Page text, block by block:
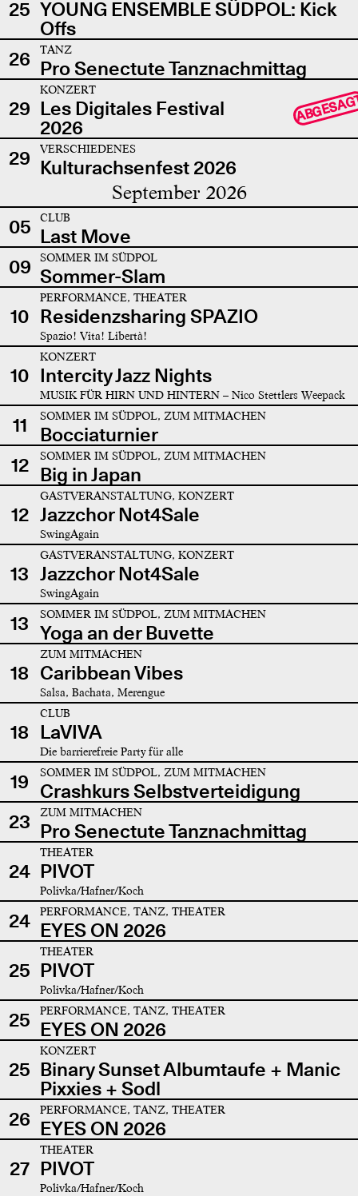
25 YOUNG ENSEMBLE SÜDPOL: Kick
Offs
26
TANZ
Pro Senectute Tanznachmittag
29
KONZERT
Les Digitales Festival
2026
29 VERSCHIEDENES
Kulturachsenfest 2026
September 2026
05 CLUB
Last Move
09
SOMMER IM SÜDPOL
Sommer-Slam
10
PERFORMANCE, THEATER
Residenzsharing SPAZIO
Spazio! Vita! Libertà!
10
KONZERT
Intercity Jazz Nights
MUSIK FÜR HIRN UND HINTERN – Nico Stettlers Weepack
11 SOMMER IM SÜDPOL, ZUM MITMACHEN
Bocciaturnier
12
SOMMER IM SÜDPOL, ZUM MITMACHEN
Big in Japan
12
GASTVERANSTALTUNG, KONZERT
Jazzchor Not4Sale
SwingAgain
13
GASTVERANSTALTUNG, KONZERT
Jazzchor Not4Sale
SwingAgain
13 SOMMER IM SÜDPOL, ZUM MITMACHEN
Yoga an der Buvette
18
ZUM MITMACHEN
Caribbean Vibes
Salsa, Bachata, Merengue
18
CLUB
LaVIVA
Die barrierefreie Party für alle
19 SOMMER IM SÜDPOL, ZUM MITMACHEN
Crashkurs Selbstverteidigung
23
ZUM MITMACHEN
Pro Senectute Tanznachmittag
24
THEATER
PIVOT
Polivka/Hafner/Koch
24 PERFORMANCE, TANZ, THEATER
EYES ON 2026
25
THEATER
PIVOT
Polivka/Hafner/Koch
25 PERFORMANCE, TANZ, THEATER
EYES ON 2026
25
KONZERT
Binary Sunset Albumtaufe + Manic
Pixxies + Sodl
26
PERFORMANCE, TANZ, THEATER
EYES ON 2026
27
THEATER
PIVOT
Polivka/Hafner/Koch